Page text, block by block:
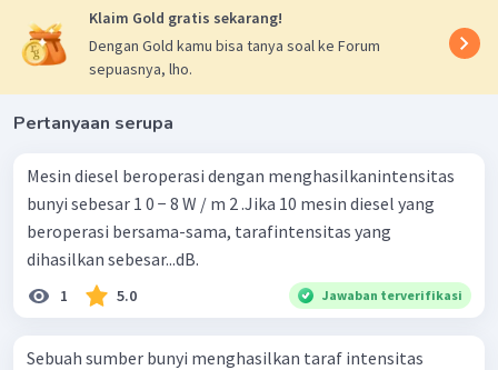
Klaim Gold gratis sekarang!
Dengan Gold kamu bisa tanya soal ke Forum
sepuasnya, lho.
Pertanyaan serupa
Mesin diesel beroperasi dengan menghasilkanintensitas
bunyi sebesar 1 0 − 8 W / m 2 .Jika 10 mesin diesel yang
beroperasi bersama-sama, tarafintensitas yang
dihasilkan sebesar...dB.
1 5.0 Jawaban terverifikasi
Sebuah sumber bunyi menghasilkan taraf intensitas